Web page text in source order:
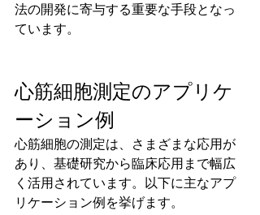
法の開発に寄与する重要な手段となっ
ています。
心筋細胞測定のアプリケ
ーション例
心筋細胞の測定は、さまざまな応用が
あり、基礎研究から臨床応用まで幅広
く活用されています。以下に主なアプ
リケーション例を挙げます。